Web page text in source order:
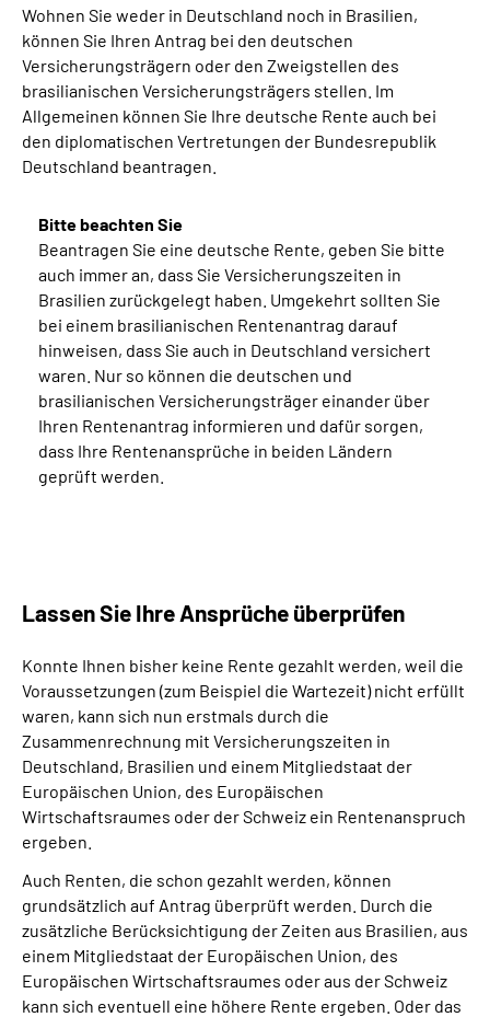
Wohnen Sie weder in Deutschland noch in Brasilien,
können Sie Ihren Antrag bei den deutschen
Versicherungsträgern oder den Zweigstellen des
brasilianischen Versicherungsträgers stellen. Im
Allgemeinen können Sie Ihre deutsche Rente auch bei
den diplomatischen Vertretungen der Bundesrepublik
Deutschland beantragen.
Bitte beachten Sie
Beantragen Sie eine deutsche Rente, geben Sie bitte
auch immer an, dass Sie Versicherungszeiten in
Brasilien zurückgelegt haben. Umgekehrt sollten Sie
bei einem brasilianischen Rentenantrag darauf
hinweisen, dass Sie auch in Deutschland versichert
waren. Nur so können die deutschen und
brasilianischen Versicherungsträger einander über
Ihren Rentenantrag informieren und dafür sorgen,
dass Ihre Rentenansprüche in beiden Ländern
geprüft werden.
Lassen Sie Ihre Ansprüche überprüfen
Konnte Ihnen bisher keine Rente gezahlt werden, weil die
Voraussetzungen (zum Beispiel die Wartezeit) nicht erfüllt
waren, kann sich nun erstmals durch die
Zusammenrechnung mit Versicherungszeiten in
Deutschland, Brasilien und einem Mitgliedstaat der
Europäischen Union, des Europäischen
Wirtschaftsraumes oder der Schweiz ein Rentenanspruch
ergeben.
Auch Renten, die schon gezahlt werden, können
grundsätzlich auf Antrag überprüft werden. Durch die
zusätzliche Berücksichtigung der Zeiten aus Brasilien, aus
einem Mitgliedstaat der Europäischen Union, des
Europäischen Wirtschaftsraumes oder aus der Schweiz
kann sich eventuell eine höhere Rente ergeben. Oder das